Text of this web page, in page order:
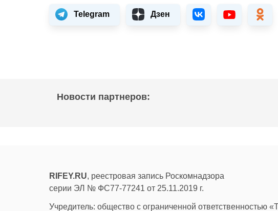
Telegram Дзен
Новости партнеров:
RIFEY.RU, реестровая запись Роскомнадзора
серии ЭЛ № ФС77-77241 от 25.11.2019 г.
Учредитель: общество с ограниченной ответственностью